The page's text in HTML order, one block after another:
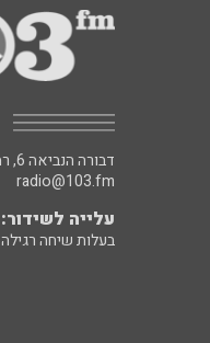
דבורה הנביאה 6, רמת השרון
radio@103.fm
עלייה לשידור: 0552-103-103
בעלות שיחה רגילה